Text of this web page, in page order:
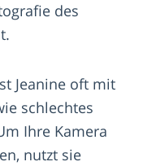
des
Jeanine oft mit
schlechtes
Ihre Kamera
nutzt sie